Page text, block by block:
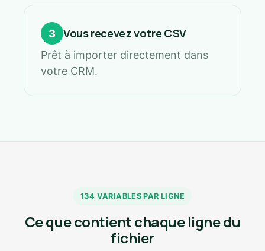
3 Vous recevez votre CSV
Prêt à importer directement dans
votre CRM.
134 VARIABLES PAR LIGNE
Ce que contient chaque ligne du
fichier